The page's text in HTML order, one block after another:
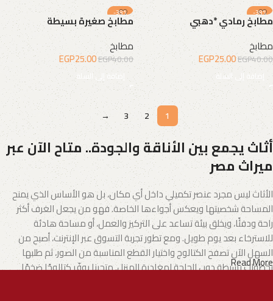
-38%
مطابخ رمادي *دهبي
مطابخ
EGP40.00
EGP25.00
إضافة إلى السلة
-38%
مطابخ صغيرة بسيطة
مطابخ
EGP40.00
EGP25.00
إضافة إلى السلة
1
2
3
→
أثاث يجمع بين الأناقة والجودة.. متاح الآن عبر
ميراث مصر
الأثاث ليس مجرد عنصر تكميلي داخل أي مكان، بل هو الأساس الذي يمنح
المساحة شخصيتها ويعكس أجواءها الخاصة. فهو من يجعل الغرف أكثر
راحة ودفئًا، ويخلق بيئة تساعد على التركيز والعمل، أو مساحة هادئة
للاسترخاء بعد يوم طويل. ومع تطور تجربة التسوق عبر الإنترنت، أصبح من
السهل الآن تصفح الكتالوج واختيار القطع المناسبة من الصور، ثم طلبها
بخطوات بسيطة دون الحاجة لمغادرة المنزل. متجرنا يوفّر كتالوجًا ضخمًا
Read More